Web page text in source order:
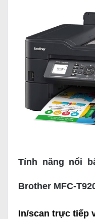
Tính năng nổi
Brother MFC-
In/scan trực tiếp